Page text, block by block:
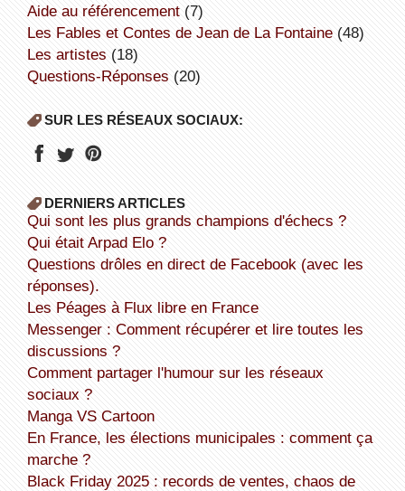
aide au référencement(7)
Les Fables et Contes de Jean de La Fontaine(48)
Les artistes (18)
Questions-Réponses (20)
SUR LES RÉSEAUX SOCIAUX:
DERNIERS ARTICLES
Qui sont les plus grands champions d'échecs ?
Qui était Arpad Elo ?
Questions drôles en direct de Facebook (avec les
réponses).
Les Péages à Flux libre en France
Messenger : Comment récupérer et lire toutes les
discussions ?
Comment partager l'humour sur les réseaux
sociaux ?
Manga VS Cartoon
En France, les élections municipales : comment ça
marche ?
Black Friday 2025 : records de ventes, chaos de